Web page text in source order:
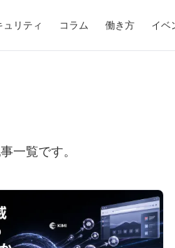
ュリティ コラム 働き方 イベ
一覧です。